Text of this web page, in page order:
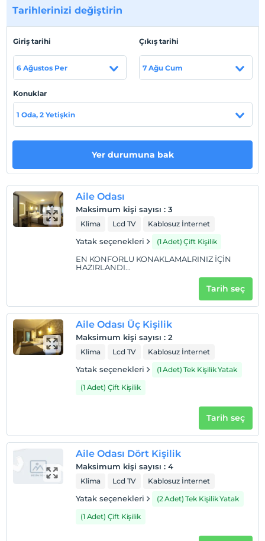
başlayan otelimiz her geçen yıl hizmet kalitesini
çeşitliliğini arttırarak ve 2012 yılında tamamen
yenilenerek toplam 62 odadır.
Tesis lokasyon bilgileri
1991 yılında küçük bir şehir oteli olarak hizmet vermeye
başlayan otelimiz her geçen yıl hizmet kalitesini
arttırarak Eskişehir’in öncü ve köklü otellerinden biri
olmuştur. Geçen seneler içinde kapasite ve hizmet
çeşitliliğini arttırarak ve 2012 yılında tamamen
Haritada Göster
Check/out
En geç saat 12:00 ve öncesi
Evcil Hayvan
Evcil hayvan kabul edilmemektedir.
Her bir oda için 6 yaşına kadar 1 çocuk ücretsizdir
Tarihlerinizi değiştirin
Giriş tarihi
6 Ağustos Per
Çıkış tarihi
7 Ağu Cum
Konuklar
1 Oda, 2 Yetişkin
Yer durumuna bak
Aile Odası
Maksimum kişi sayısı : 3
Klima Lcd TV Kablosuz İnternet
Yatak seçenekleri (1 Adet) Çift Kişilik
EN KONFORLU KONAKLAMALRINIZ İÇİN
HAZIRLANDI...
Tarih seç
Aile Odası Üç Kişilik
Maksimum kişi sayısı : 2
Klima Lcd TV Kablosuz İnternet
Yatak seçenekleri
(1 Adet) Tek Kişilik Yatak
(1 Adet) Çift Kişilik
Tarih seç
Aile Odası Dört Kişilik
Maksimum kişi sayısı : 4
Klima Lcd TV Kablosuz İnternet
Yatak seçenekleri
(2 Adet) Tek Kişilik Yatak
(1 Adet) Çift Kişilik